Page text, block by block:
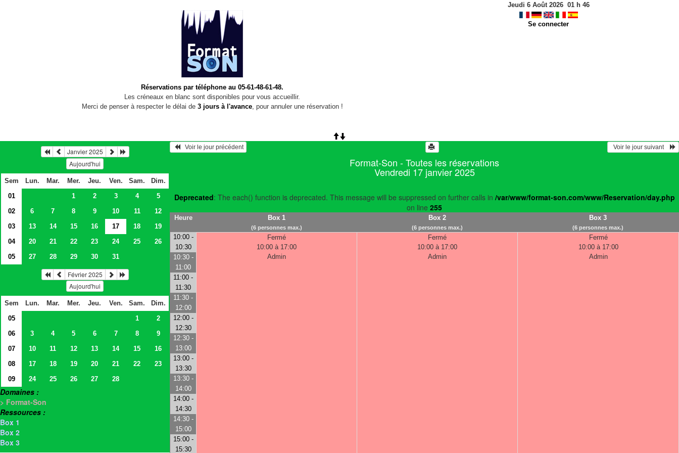
Réservations par téléphone au 05-61-48-61-48.
Les créneaux en blanc sont disponibles pour vous accueillir.
Merci de penser à respecter le délai de 3 jours à l'avance, pour annuler une réservation !
Jeudi 6 Août 2026 01h 46
Se connecter
Janvier 2025
Aujourd'hui
Sem Lun. Mar. Mer. Jeu. Ven. Sam.
Dim.
01
1 2 3 4
5
02
6 7 8 9 10 11
12
03
13 14 15 16 17 18
19
04
20 21 22 23 24 25
26
05
27 28 29 30 31
Février 2025
Aujourd'hui
Sem Lun. Mar. Mer. Jeu. Ven. Sam.
Dim.
05
1
2
06
3 4 5 6 7 8
9
07
10 11 12 13 14 15
16
08
17 18 19 20 21 22
23
09
24 25 26 27 28
Domaines :
> Format-Son
Ressources :
Box 1
Box 2
Box 3
   Voir le jour précédent
  Voir le jour suivant
Format-Son - Toutes les réservations
Vendredi 17 janvier 2025
Deprecated: The each() function is deprecated. This message will be suppressed on further calls in /var/www/format-son.com/www/Reservation/day.php
on line 255
Heure Box 1
(6 personnes max.)
Box 2
(6 personnes max.)
Box 3
(6 personnes max.)
10:00 -
10:30
Fermé
10:00 à 17:00
Admin
Fermé
10:00 à 17:00
Admin
Fermé
10:00 à 17:00
Admin
10:30 -
11:00
11:00 -
11:30
11:30 -
12:00
12:00 -
12:30
12:30 -
13:00
13:00 -
13:30
13:30 -
14:00
14:00 -
14:30
14:30 -
15:00
15:00 -
15:30